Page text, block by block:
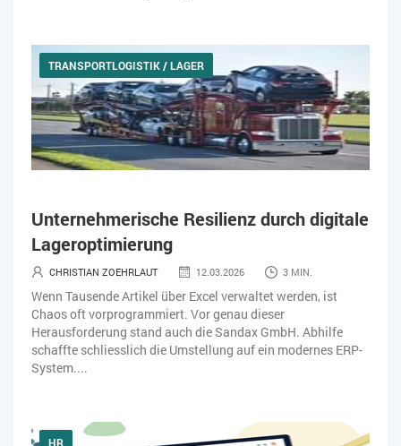
TRANSPORTLOGISTIK / LAGER
Unternehmerische Resilienz durch digitale
Lageroptimierung
CHRISTIAN ZOEHRLAUT 12.03.2026 3 MIN.
Wenn Tausende Artikel über Excel verwaltet werden, ist
Chaos oft vorprogrammiert. Vor genau dieser
Herausforderung stand auch die Sandax GmbH. Abhilfe
schaffte schliesslich die Umstellung auf ein modernes ERP-
System....
HR